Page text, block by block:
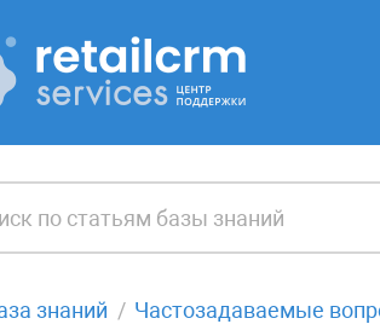
знаний Частозадаваемые